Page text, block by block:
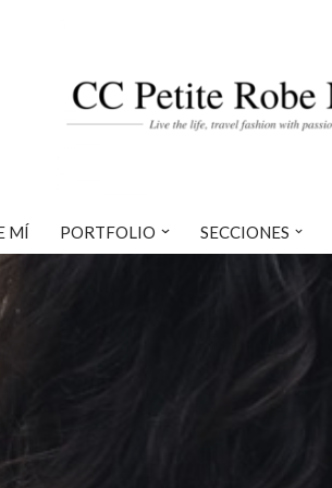
MÍ PORTFOLIO SECCIONES